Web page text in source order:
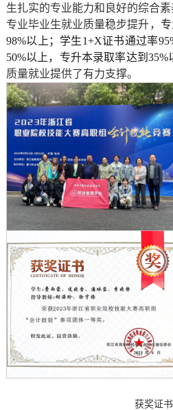
生扎实的专业能力和良好的综合素
专业毕业生就业质量稳步提升，
98%以上；学生1+X证书通过率
50%以上，专升本录取率达到35%
质量就业提供了有力支撑。
获奖证书